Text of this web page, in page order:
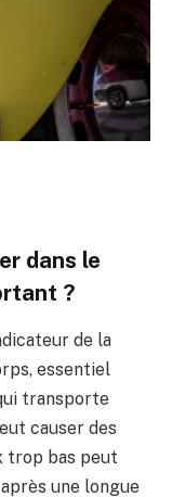
dans le
?
de la
essentiel
transporte
causer des
trop bas peut
une longue